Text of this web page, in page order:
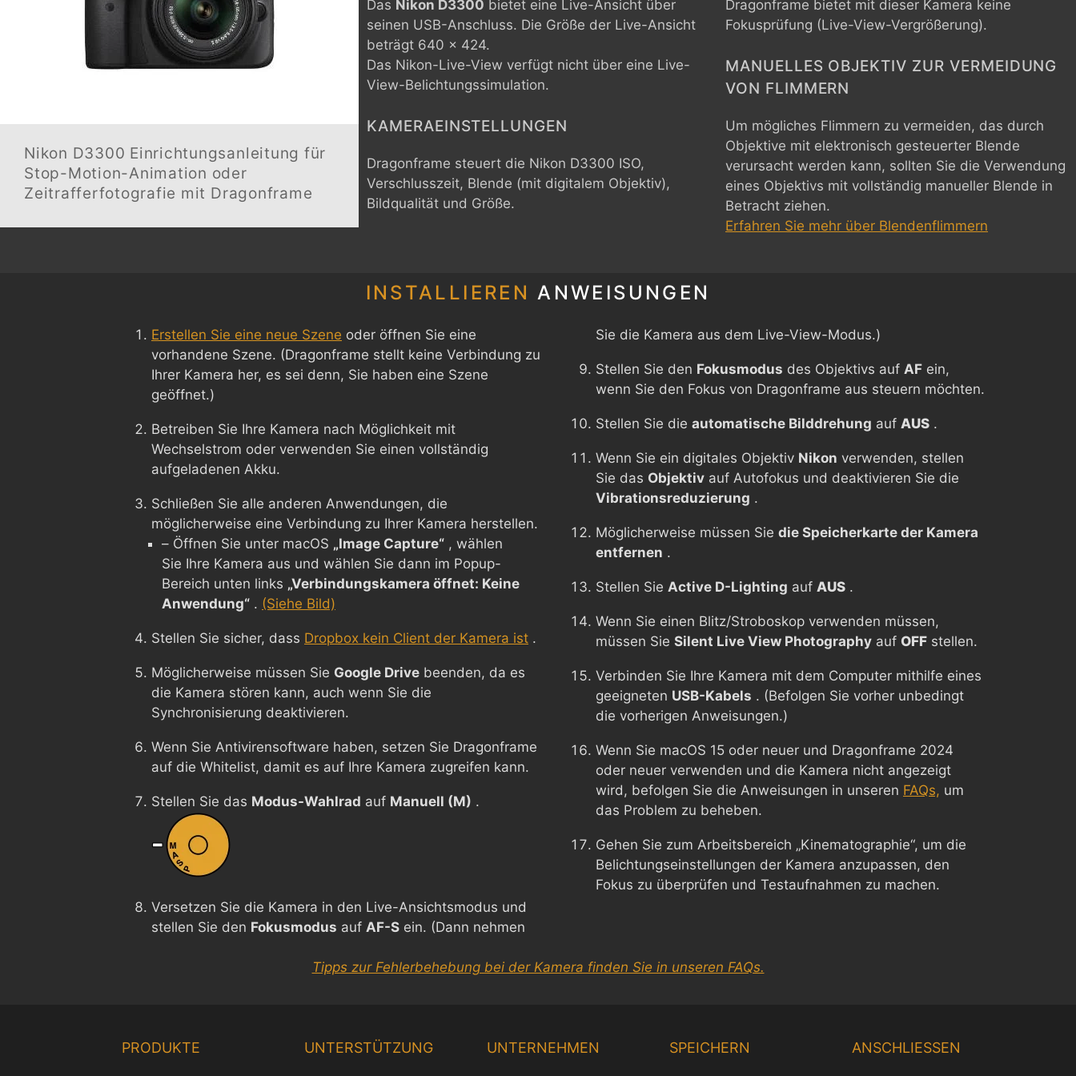
Nikon D3300 Einrichtungsanleitung für
Stop-Motion-Animation oder
Zeitrafferfotografie mit Dragonframe
Das Nikon D3300 bietet eine Live-Ansicht über
seinen USB-Anschluss. Die Größe der Live-Ansicht
beträgt 640 x 424.
Das Nikon-Live-View verfügt nicht über eine Live-
View-Belichtungssimulation.
KAMERAEINSTELLUNGEN
Dragonframe steuert die Nikon D3300 ISO,
Verschlusszeit, Blende (mit digitalem Objektiv),
Bildqualität und Größe.
Dragonframe bietet mit dieser Kamera keine
Fokusprüfung (Live-View-Vergrößerung).
MANUELLES OBJEKTIV ZUR VERMEIDUNG
VON FLIMMERN
Um mögliches Flimmern zu vermeiden, das durch
Objektive mit elektronisch gesteuerter Blende
verursacht werden kann, sollten Sie die Verwendung
eines Objektivs mit vollständig manueller Blende in
Betracht ziehen.
Erfahren Sie mehr über Blendenflimmern
INSTALLIEREN ANWEISUNGEN
Erstellen Sie eine neue Szene oder öffnen Sie eine
vorhandene Szene. (Dragonframe stellt keine Verbindung zu
Ihrer Kamera her, es sei denn, Sie haben eine Szene
geöffnet.)
Betreiben Sie Ihre Kamera nach Möglichkeit mit
Wechselstrom oder verwenden Sie einen vollständig
aufgeladenen Akku.
Schließen Sie alle anderen Anwendungen, die
möglicherweise eine Verbindung zu Ihrer Kamera herstellen.
– Öffnen Sie unter macOS „Image Capture“ , wählen
Sie Ihre Kamera aus und wählen Sie dann im Popup-
Bereich unten links „Verbindungskamera öffnet: Keine
Anwendung“ . (Siehe Bild)
Stellen Sie sicher, dass Dropbox kein Client der Kamera ist .
Möglicherweise müssen Sie Google Drive beenden, da es
die Kamera stören kann, auch wenn Sie die
Synchronisierung deaktivieren.
Wenn Sie Antivirensoftware haben, setzen Sie Dragonframe
auf die Whitelist, damit es auf Ihre Kamera zugreifen kann.
Stellen Sie das Modus-Wahlrad auf Manuell (M) .
Versetzen Sie die Kamera in den Live-Ansichtsmodus und
stellen Sie den Fokusmodus auf AF-S ein. (Dann nehmen
Sie die Kamera aus dem Live-View-Modus.)
Stellen Sie den Fokusmodus des Objektivs auf AF ein,
wenn Sie den Fokus von Dragonframe aus steuern möchten.
Stellen Sie die automatische Bilddrehung auf AUS .
Wenn Sie ein digitales Objektiv Nikon verwenden, stellen
Sie das Objektiv auf Autofokus und deaktivieren Sie die
Vibrationsreduzierung .
Möglicherweise müssen Sie die Speicherkarte der Kamera
entfernen .
Stellen Sie Active D-Lighting auf AUS .
Wenn Sie einen Blitz/Stroboskop verwenden müssen,
müssen Sie Silent Live View Photography auf OFF stellen.
Verbinden Sie Ihre Kamera mit dem Computer mithilfe eines
geeigneten USB-Kabels . (Befolgen Sie vorher unbedingt
die vorherigen Anweisungen.)
Wenn Sie macOS 15 oder neuer und Dragonframe 2024
oder neuer verwenden und die Kamera nicht angezeigt
wird, befolgen Sie die Anweisungen in unseren FAQs, um
das Problem zu beheben.
Gehen Sie zum Arbeitsbereich „Kinematographie“, um die
Belichtungseinstellungen der Kamera anzupassen, den
Fokus zu überprüfen und Testaufnahmen zu machen.
Tipps zur Fehlerbehebung bei der Kamera finden Sie in unseren FAQs.
PRODUKTE UNTERSTÜTZUNG UNTERNEHMEN SPEICHERN ANSCHLIESSEN